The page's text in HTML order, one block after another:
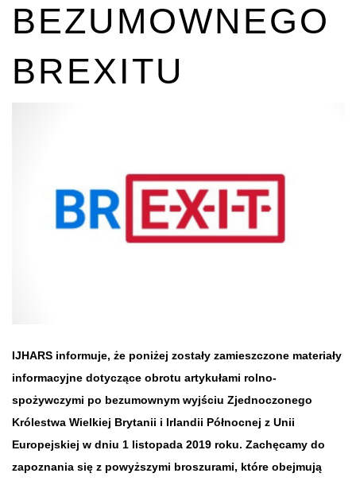
BEZUMOWNEGO
BREXITU
IJHARS informuje, że poniżej zostały zamieszczone materiały
informacyjne dotyczące obrotu artykułami rolno-
spożywczymi po bezumownym wyjściu Zjednoczonego
Królestwa Wielkiej Brytanii i Irlandii Północnej z Unii
Europejskiej w dniu 1 listopada 2019 roku. Zachęcamy do
zapoznania się z powyższymi broszurami, które obejmują